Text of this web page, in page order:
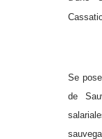
Se
de